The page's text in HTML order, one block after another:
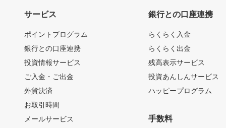
サービス
ポイントプログラム
銀行との口座連携
投資情報サービス
ご入金・ご出金
外貨決済
お取引時間
メールサービス
銀行との口座連携
らくらく入金
らくらく出金
残高表示サービス
投資あんしんサービス
ハッピープログラム
手数料